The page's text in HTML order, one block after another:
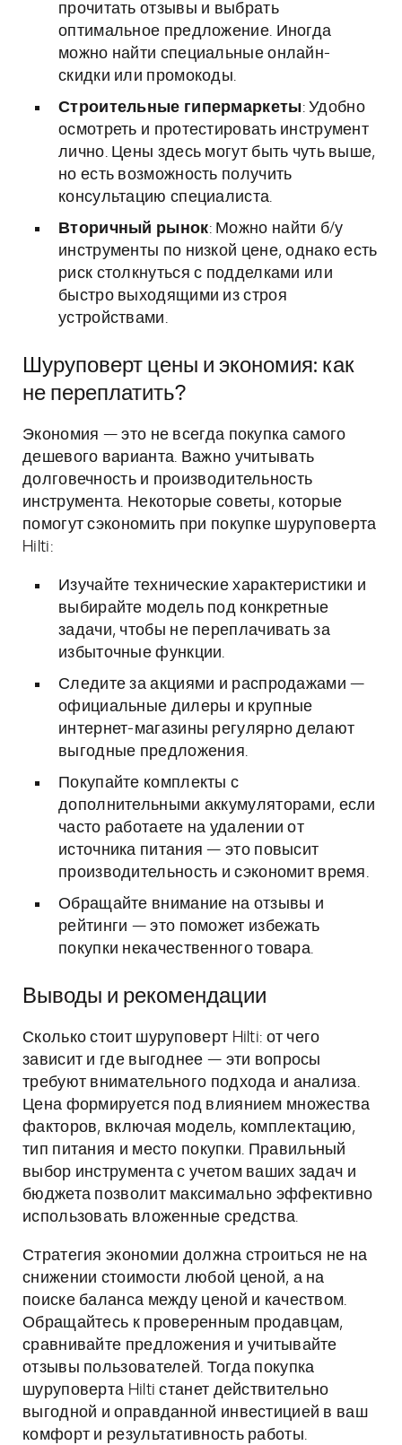
прочитать отзывы и выбрать
оптимальное предложение. Иногда
можно найти специальные онлайн-
скидки или промокоды.
Строительные гипермаркеты: Удобно
осмотреть и протестировать инструмент
лично. Цены здесь могут быть чуть выше,
но есть возможность получить
консультацию специалиста.
Вторичный рынок: Можно найти б/у
инструменты по низкой цене, однако есть
риск столкнуться с подделками или
быстро выходящими из строя
устройствами.
Шуруповерт цены и экономия: как
не переплатить?
Экономия — это не всегда покупка самого
дешевого варианта. Важно учитывать
долговечность и производительность
инструмента. Некоторые советы, которые
помогут сэкономить при покупке шуруповерта
Hilti:
Изучайте технические характеристики и
выбирайте модель под конкретные
задачи, чтобы не переплачивать за
избыточные функции.
Следите за акциями и распродажами —
официальные дилеры и крупные
интернет-магазины регулярно делают
выгодные предложения.
Покупайте комплекты с
дополнительными аккумуляторами, если
часто работаете на удалении от
источника питания — это повысит
производительность и сэкономит время.
Обращайте внимание на отзывы и
рейтинги — это поможет избежать
покупки некачественного товара.
Выводы и рекомендации
Сколько стоит шуруповерт Hilti: от чего
зависит и где выгоднее — эти вопросы
требуют внимательного подхода и анализа.
Цена формируется под влиянием множества
факторов, включая модель, комплектацию,
тип питания и место покупки. Правильный
выбор инструмента с учетом ваших задач и
бюджета позволит максимально эффективно
использовать вложенные средства.
Стратегия экономии должна строиться не на
снижении стоимости любой ценой, а на
поиске баланса между ценой и качеством.
Обращайтесь к проверенным продавцам,
сравнивайте предложения и учитывайте
отзывы пользователей. Тогда покупка
шуруповерта Hilti станет действительно
выгодной и оправданной инвестицией в ваш
комфорт и результативность работы.